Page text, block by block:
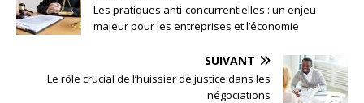
Les pratiques anti-concurrentielles : un enjeu
majeur pour les entreprises et l’économie
SUIVANT
Le rôle crucial de l’huissier de justice dans les
négociations